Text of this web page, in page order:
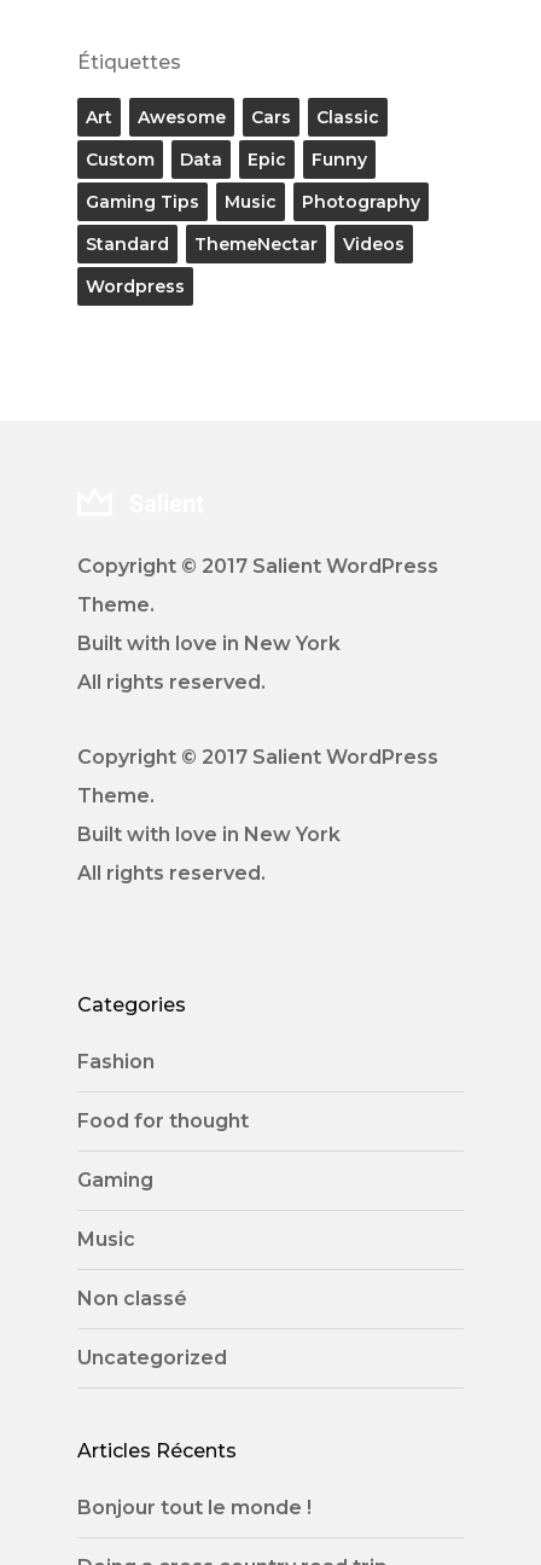
Étiquettes
Art Awesome Cars
Classic
Custom
Data Epic
Funny
Gaming Tips
Music
Photography
Standard
ThemeNectar
Videos
Wordpress
Copyright © 2017 Salient WordPress
Theme.
Built with love in New York
All rights reserved.
Copyright © 2017 Salient WordPress
Theme.
Built with love in New York
All rights reserved.
Categories
Fashion
Food for thought
Gaming
Music
Non classé
Uncategorized
Articles Récents
Bonjour tout le monde !